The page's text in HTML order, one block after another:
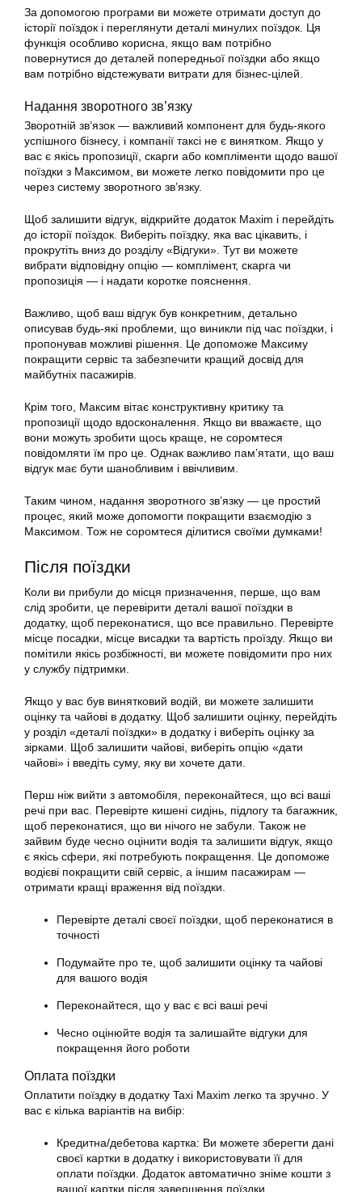
За допомогою програми ви можете отримати доступ до
історії поїздок і переглянути деталі минулих поїздок. Ця
функція особливо корисна, якщо вам потрібно
повернутися до деталей попередньої поїздки або якщо
вам потрібно відстежувати витрати для бізнес-цілей.
Надання зворотного зв’язку
Зворотній зв’язок — важливий компонент для будь-якого
успішного бізнесу, і компанії таксі не є винятком. Якщо у
вас є якісь пропозиції, скарги або компліменти щодо вашої
поїздки з Максимом, ви можете легко повідомити про це
через систему зворотного зв’язку.
Щоб залишити відгук, відкрийте додаток Maxim і перейдіть
до історії поїздок. Виберіть поїздку, яка вас цікавить, і
прокрутіть вниз до розділу «Відгуки». Тут ви можете
вибрати відповідну опцію — комплімент, скарга чи
пропозиція — і надати коротке пояснення.
Важливо, щоб ваш відгук був конкретним, детально
описував будь-які проблеми, що виникли під час поїздки, і
пропонував можливі рішення. Це допоможе Максиму
покращити сервіс та забезпечити кращий досвід для
майбутніх пасажирів.
Крім того, Максим вітає конструктивну критику та
пропозиції щодо вдосконалення. Якщо ви вважаєте, що
вони можуть зробити щось краще, не соромтеся
повідомляти їм про це. Однак важливо пам’ятати, що ваш
відгук має бути шанобливим і ввічливим.
Таким чином, надання зворотного зв’язку — це простий
процес, який може допомогти покращити взаємодію з
Максимом. Тож не соромтеся ділитися своїми думками!
Після поїздки
Коли ви прибули до місця призначення, перше, що вам
слід зробити, це перевірити деталі вашої поїздки в
додатку, щоб переконатися, що все правильно. Перевірте
місце посадки, місце висадки та вартість проїзду. Якщо ви
помітили якісь розбіжності, ви можете повідомити про них
у службу підтримки.
Якщо у вас був винятковий водій, ви можете залишити
оцінку та чайові в додатку. Щоб залишити оцінку, перейдіть
у розділ «деталі поїздки» в додатку і виберіть оцінку за
зірками. Щоб залишити чайові, виберіть опцію «дати
чайові» і введіть суму, яку ви хочете дати.
Перш ніж вийти з автомобіля, переконайтеся, що всі ваші
речі при вас. Перевірте кишені сидінь, підлогу та багажник,
щоб переконатися, що ви нічого не забули. Також не
зайвим буде чесно оцінити водія та залишити відгук, якщо
є якісь сфери, які потребують покращення. Це допоможе
водієві покращити свій сервіс, а іншим пасажирам —
отримати кращі враження від поїздки.
Перевірте деталі своєї поїздки, щоб переконатися в
точності
Подумайте про те, щоб залишити оцінку та чайові
для вашого водія
Переконайтеся, що у вас є всі ваші речі
Чесно оцінюйте водія та залишайте відгуки для
покращення його роботи
Оплата поїздки
Оплатити поїздку в додатку Taxi Maxim легко та зручно. У
вас є кілька варіантів на вибір:
Кредитна/дебетова картка: Ви можете зберегти дані
своєї картки в додатку і використовувати її для
оплати поїздки. Додаток автоматично зніме кошти з
вашої картки після завершення поїздки.